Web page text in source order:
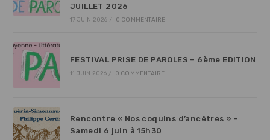
JUILLET 2026
17 JUIN 2026 / 0 COMMENTAIRE
FESTIVAL PRISE DE PAROLES – 6ème EDITION
11 JUIN 2026 / 0 COMMENTAIRE
Rencontre « Nos coquins d’ancêtres » –
Samedi 6 juin à 15h30